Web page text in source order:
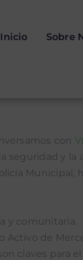
Inicio Sobre
con
seguridad y
Municipal,
y comunitaria.
Activo de
claves para